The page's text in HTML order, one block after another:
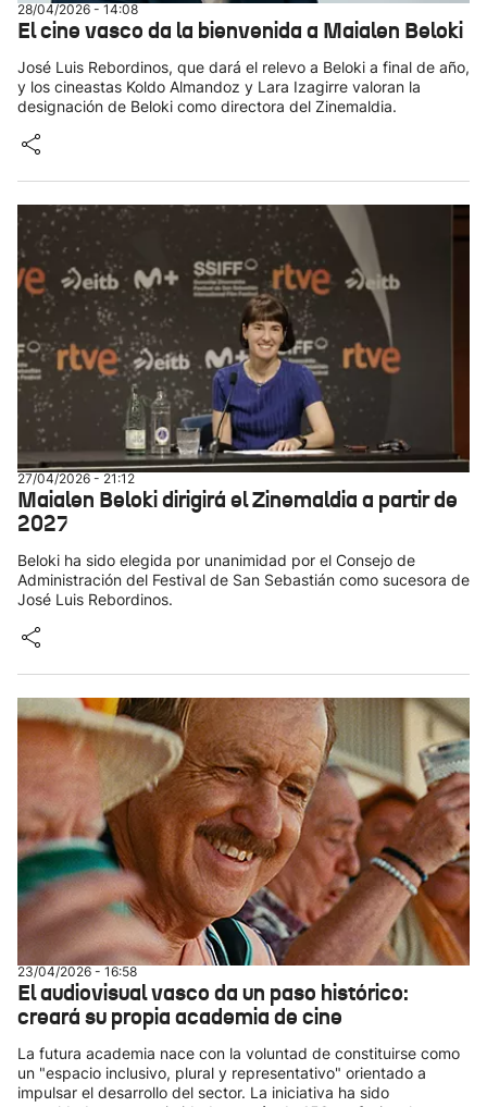
28/04/2026 - 14:08
El cine vasco da la bienvenida a Maialen Beloki
José Luis Rebordinos, que dará el relevo a Beloki a final de año,
y los cineastas Koldo Almandoz y Lara Izagirre valoran la
designación de Beloki como directora del Zinemaldia.
27/04/2026 - 21:12
Maialen Beloki dirigirá el Zinemaldia a partir de
2027
Beloki ha sido elegida por unanimidad por el Consejo de
Administración del Festival de San Sebastián como sucesora de
José Luis Rebordinos.
23/04/2026 - 16:58
El audiovisual vasco da un paso histórico:
creará su propia academia de cine
La futura academia nace con la voluntad de constituirse como
un "espacio inclusivo, plural y representativo" orientado a
impulsar el desarrollo del sector. La iniciativa ha sido